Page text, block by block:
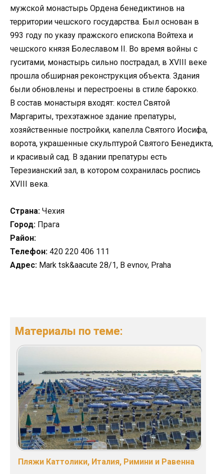
мужской монастырь Ордена бенедиктинов на
территории чешского государства. Был основан в
993 году по указу пражского епископа Войтеха и
чешского князя Болеславом II. Во время войны с
гуситами, монастырь сильно пострадал, в XVIII веке
прошла обширная реконструкция объекта. Здания
были обновлены и перестроены в стиле барокко.
В состав монастыря входят: костел Святой
Маргариты, трехэтажное здание препатуры,
хозяйственные постройки, капелла Святого Иосифа,
ворота, украшенные скульптурой Святого Бенедикта,
и красивый сад. В здании препатуры есть
Терезианский зал, в котором сохранилась роспись
XVIII века.
Страна: Чехия
Город: Прага
Район:
Телефон: 420 220 406 111
Адрес: Mark tsk&aacute 28/1, B evnov, Praha
Материалы по теме:
Пляжи Каттолики, Италия, Римини и Равенна